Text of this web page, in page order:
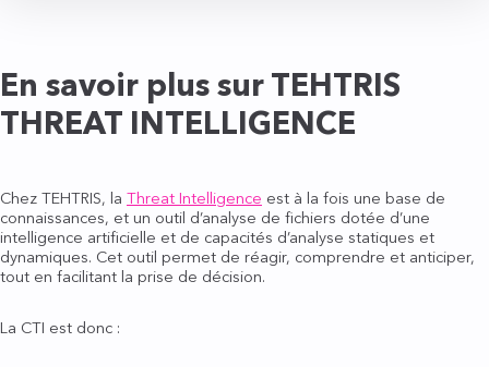
En savoir plus sur TEHTRIS
THREAT INTELLIGENCE
Chez TEHTRIS, la Threat Intelligence est à la fois une base de
connaissances, et un outil d’analyse de fichiers dotée d’une
intelligence artificielle et de capacités d’analyse statiques et
dynamiques. Cet outil permet de réagir, comprendre et anticiper,
tout en facilitant la prise de décision.
La CTI est donc :